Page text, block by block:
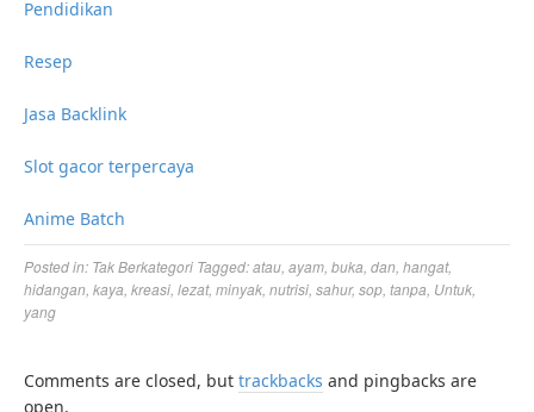
Pendidikan
Resep
Jasa Backlink
Slot gacor terpercaya
Anime Batch
Posted in: Tak Berkategori Tagged:atau ayam buka dan hangat,
hidangan kaya kreasi lezat, minyak nutrisi sahur, sop tanpa Untuk
yang
Comments are closed, but trackbacks and pingbacks are
open.